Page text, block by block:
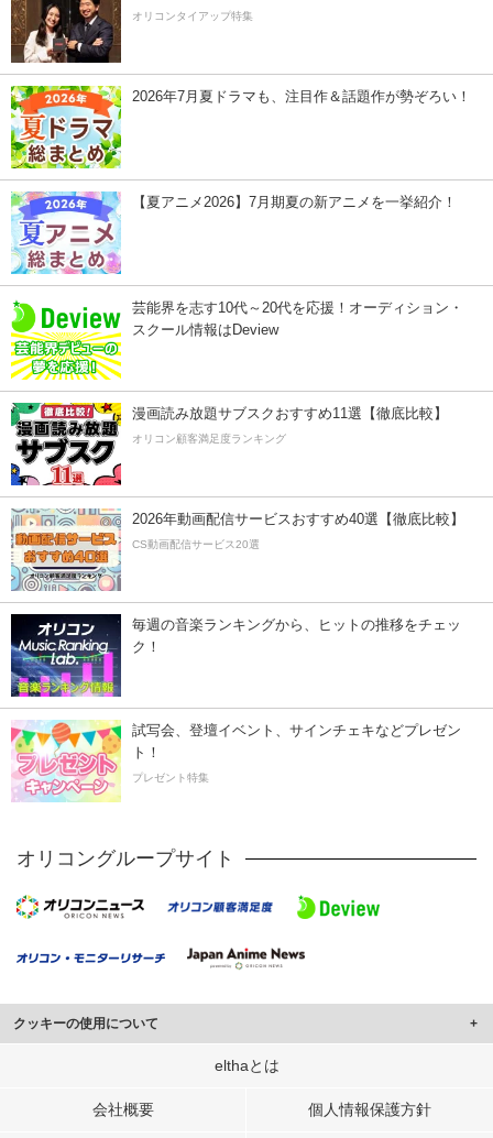
オリコンタイアップ特集
2026年7月夏ドラマも、注目作＆話題作が勢ぞろい！
【夏アニメ2026】7月期夏の新アニメを一挙紹介！
芸能界を志す10代～20代を応援！オーディション・
スクール情報はDeview
漫画読み放題サブスクおすすめ11選【徹底比較】
オリコン顧客満足度ランキング
2026年動画配信サービスおすすめ40選【徹底比較】
CS動画配信サービス20選
毎週の音楽ランキングから、ヒットの推移をチェッ
ク！
試写会、登壇イベント、サインチェキなどプレゼン
ト！
プレゼント特集
オリコングループサイト
クッキーの使用について
このサイトでは Cookie を使用して、ユーザーに合わせたコンテンツや広告の
行っています。
elthaとは
会社概要 個人情報保護方針